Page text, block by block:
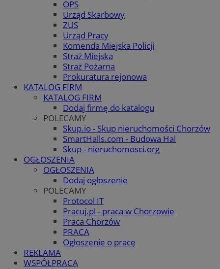
OPS
Urząd Skarbowy
ZUS
Urząd Pracy
Komenda Miejska Policji
Straż Miejska
Straż Pożarna
Prokuratura rejonowa
KATALOG FIRM
KATALOG FIRM
Dodaj firmę do katalogu
POLECAMY
Skup.io - Skup nieruchomości Chorzów
SmartHalls.com - Budowa Hal
Skup - nieruchomosci.org
OGŁOSZENIA
OGŁOSZENIA
Dodaj ogłoszenie
POLECAMY
Protocol IT
Pracuj.pl - praca w Chorzowie
Praca Chorzów
PRACA
Ogłoszenie o pracę
REKLAMA
WSPÓŁPRACA